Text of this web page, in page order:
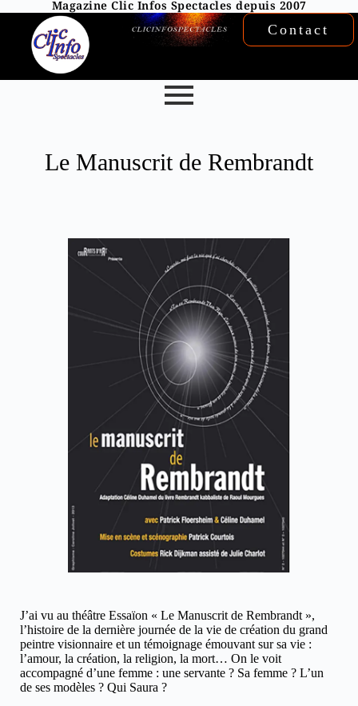
Magazine Clic Infos Spectacles depuis 2007
Contact
Le Manuscrit de Rembrandt
J’ai vu au théâtre Essaïon « Le Manuscrit de Rembrandt »,
l’histoire de la dernière journée de la vie de création du grand
peintre visionnaire et un témoignage émouvant sur sa vie :
l’amour, la création, la religion, la mort… On le voit
accompagné d’une femme : une servante ? Sa femme ? L’un
de ses modèles ? Qui Saura ?